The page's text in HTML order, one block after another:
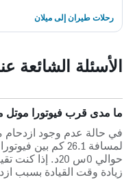
رحلات طيران إلى ميلان
الأسئلة الشائعة
ما مدى قرب فيوتورا موتل
في حالة عدم وجود ازدحام
لمسافة 26.1 كم
حوالي 0س 20د.
زيادة وقت القيادة بسبب